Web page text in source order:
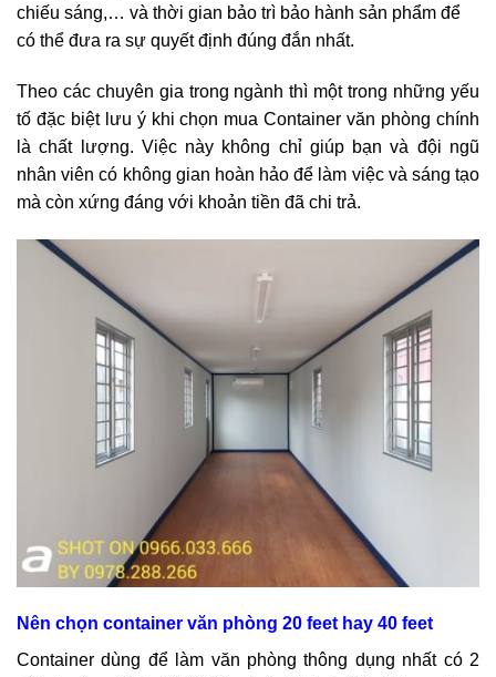
chiếu sáng,… và thời gian bảo trì bảo hành sản phẩm để
có thể đưa ra sự quyết định đúng đắn nhất.
Theo các chuyên gia trong ngành thì một trong những yếu
tố đặc biệt lưu ý khi chọn mua Container văn phòng chính
là chất lượng. Việc này không chỉ giúp bạn và đội ngũ
nhân viên có không gian hoàn hảo để làm việc và sáng tạo
mà còn xứng đáng với khoản tiền đã chi trả.
Nên chọn container văn phòng 20 feet hay 40 feet
Container dùng để làm văn phòng thông dụng nhất có 2